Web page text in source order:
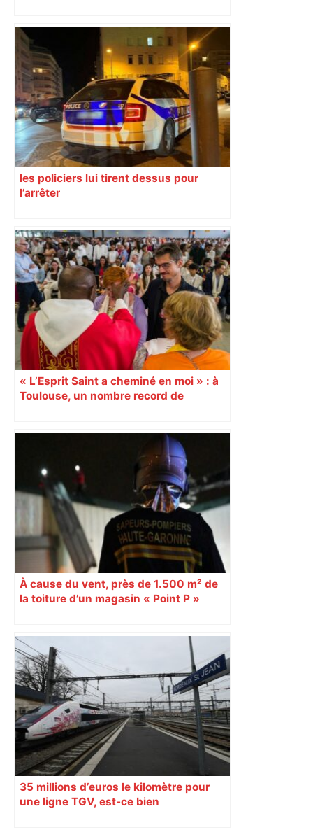
les policiers lui tirent dessus pour
l’arrêter
« L’Esprit Saint a cheminé en moi » : à
Toulouse, un nombre record de
1 000 jeunes et adultes qui ont reçu la
confirmation, se sont rassemblées
dimanche 8 juin, au Parc des
expositions de Toulouse. Un
événement diocésain hors norme. 9
juin Reportage
À cause du vent, près de 1.500 m² de
la toiture d’un magasin « Point P »
35 millions d’euros le kilomètre pour
une ligne TGV, est-ce bien